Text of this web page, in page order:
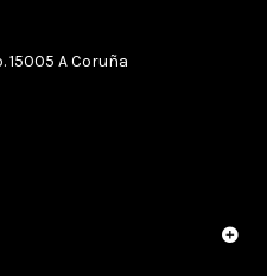
15005 A Coruña